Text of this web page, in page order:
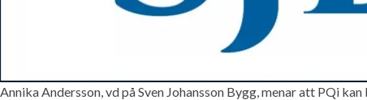
Annika Andersson, vd på Sven Johansson Bygg, menar att PQi